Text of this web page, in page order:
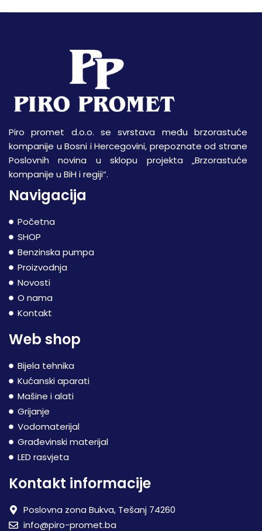
Piro promet d.o.o. se svrstava među brzorastuće
kompanije u Bosni i Hercegovini, prepoznate od strane
Poslovnih novina u sklopu projekta „Brzorastuće
kompanije u BiH i regiji“.
Navigacija
Početna
SHOP
Benzinska pumpa
Proizvodnja
Novosti
O nama
Kontakt
Web shop
Bijela tehnika
Kućanski aparati
Mašine i alati
Grijanje
Vodomaterijal
Građevinski materijal
LED rasvjeta
Kontakt informacije
Poslovna zona Bukva, Tešanj 74260
info@piro-promet.ba